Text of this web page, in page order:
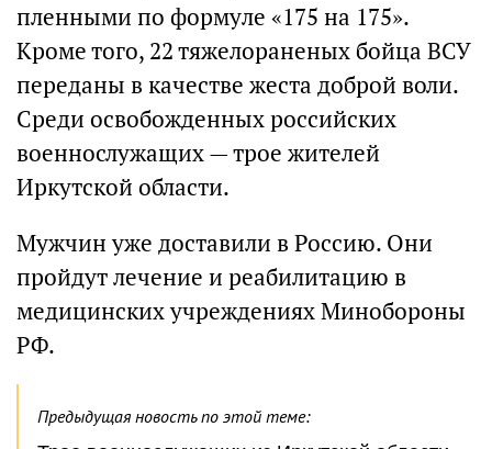
пленными по формуле «175 на 175».
Кроме того, 22 тяжелораненых бойца ВСУ
переданы в качестве жеста доброй воли.
Среди освобожденных российских
военнослужащих — трое жителей
Иркутской области.
Мужчин уже доставили в Россию. Они
пройдут лечение и реабилитацию в
медицинских учреждениях Минобороны
РФ.
Предыдущая новость по этой теме: